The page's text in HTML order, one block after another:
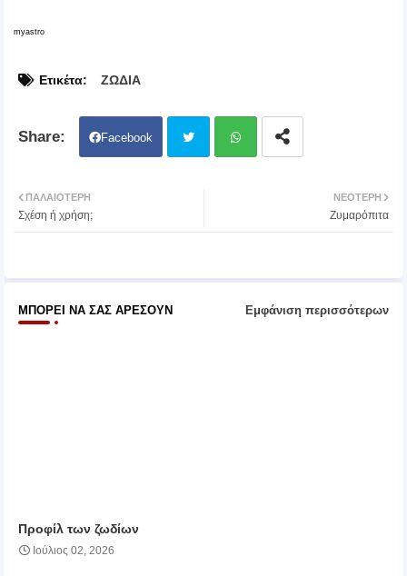
myastro
Ετικέτα: ΖΩΔΙΑ
Facebook
ΝΕΌΤΕΡΗ
Ζυμαρόπιτα
ΠΑΛΑΙΌΤΕΡΗ
Σχέση ή χρήση;
ΜΠΟΡΕΊ ΝΑ ΣΑΣ ΑΡΈΣΟΥΝ Εμφάνιση περισσότερων
Προφίλ των ζωδίων
Ιούλιος 02, 2026